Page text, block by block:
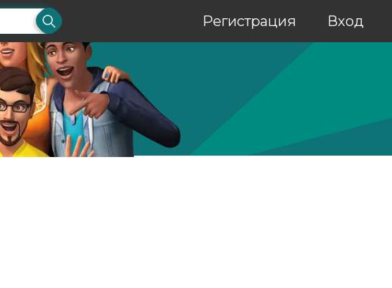
Регистрация Вход